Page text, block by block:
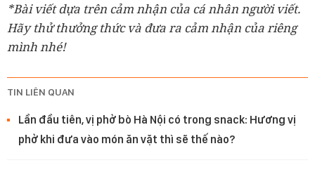
*Bài viết dựa trên cảm nhận của cá nhân người viết.
Hãy thử thưởng thức và đưa ra cảm nhận của riêng
mình nhé!
TIN LIÊN QUAN
Lần đầu tiên, vị phở bò Hà Nội có trong snack: Hương vị
phở khi đưa vào món ăn vặt thì sẽ thế nào?